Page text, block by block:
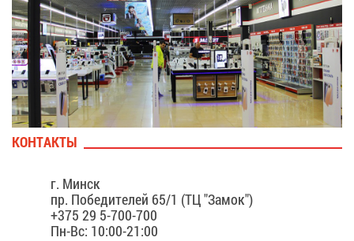
КОН­ТАК­ТЫ
г. Минск
пр. По­бе­ди­те­лей 65/1 (ТЦ "За­мок")
+375 29 5-700-700
Пн-Вс: 10:00-21:00